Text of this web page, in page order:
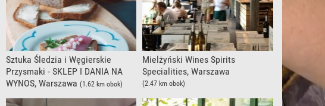
Sztuka Śledzia i Węgierskie
Przysmaki - SKLEP I DANIA NA
WYNOS, Warszawa (1.62 km obok)
Mielżyński Wines Spirits
Specialities, Warszawa
(2.47 km obok)